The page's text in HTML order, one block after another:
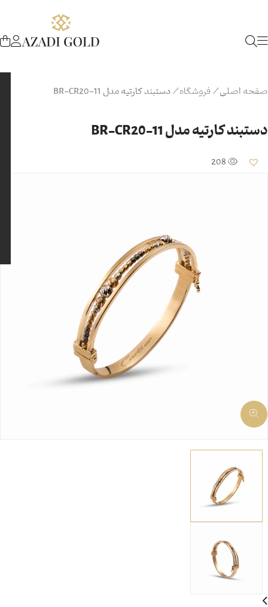
صفحه اصلی/فروشگاه/دستبند کارتیه مدل BR-CR20-11
دستبند کارتیه مدل BR-CR20-11
208